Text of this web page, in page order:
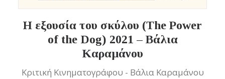
Η εξουσία του σκύλου (The Power
of the Dog) 2021 – Βάλια
Καραμάνου
Κριτική Κινηματογράφου - Βάλια Καραμάνου